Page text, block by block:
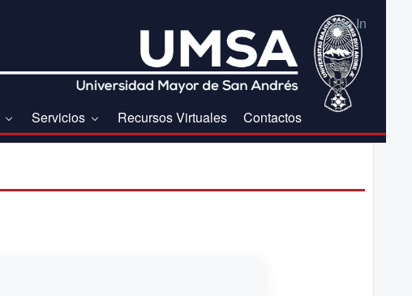
Sign In
Servicios Recursos Virtuales Contactos